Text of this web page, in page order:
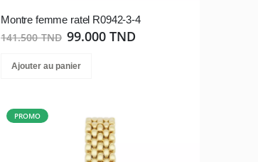
Montre femme ratel R0942-3-4
141.500 TND 99.000 TND
Ajouter au panier
PROMO